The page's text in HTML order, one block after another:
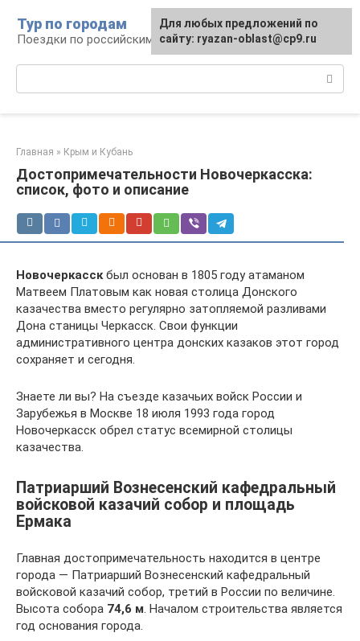
контенту
Тур по городам
Поездки по российским городам
Главная » Крым и Кубань
Достопримечательности Новочеркасска:
список, фото и описание
Новочеркасскбыл основан в 1805 году атаманом
Матвеем Платовым как новая столица Донского
казачества вместо регулярно затопляемой разливами
Дона станицы Черкасск. Свои функции
административного центра донских казаков этот город
сохраняет и сегодня.
Знаете ли вы? На съезде казачьих войск России и
Зарубежья в Москве 18 июля 1993 года город
Новочеркасск обрел статус всемирной столицы
казачества.
Патриарший Вознесенский кафедральный
войсковой казачий собор и площадь
Ермака
Главная достопримечательность находится в центре
города — Патриарший Вознесенский кафедральный
войсковой казачий собор, третий в России по величине.
Высота собора 74,6 м. Началом строительства является
год основания города.
Для любых предложений по
сайту: ryazan-oblast@cp9.ru